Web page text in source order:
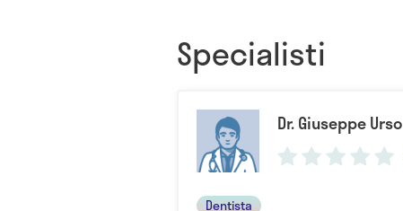
Specialisti
Dr. Giuseppe Urso
Dentista